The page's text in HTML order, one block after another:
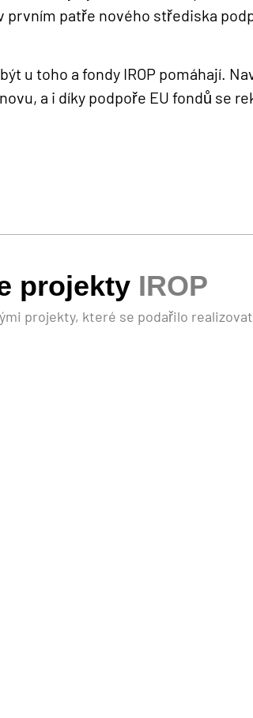
prvním patře nového střediska
u toho a fondy IROP pomáhají.
a i díky podpoře EU fondů se
projekty IROP
projekty, které se podařilo